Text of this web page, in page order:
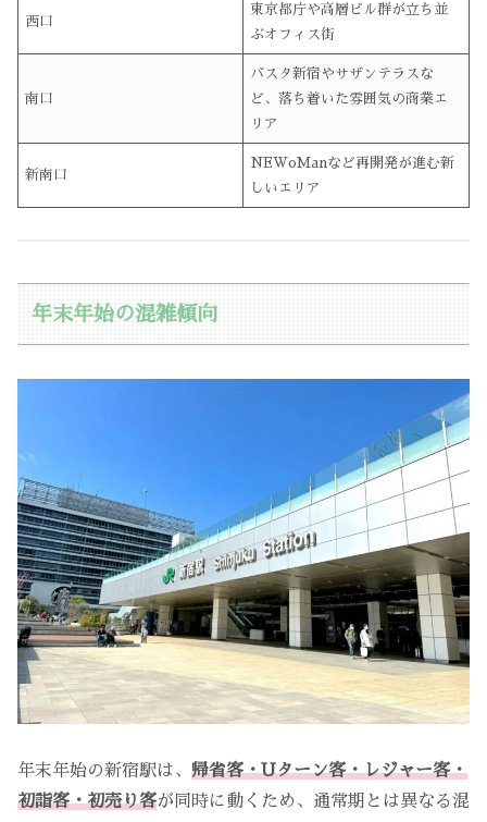
西口
東京都庁や高層ビル群が立ち並
ぶオフィス街
南口
バスタ新宿やサザンテラスな
ど、落ち着いた雰囲気の商業エ
リア
新南口
NEWoManなど再開発が進む新
しいエリア
年末年始の混雑傾向
年末年始の新宿駅は、 帰省客・Uターン客・レジャー客・
初詣客・初売り客が同時に動くため、通常期とは異なる混